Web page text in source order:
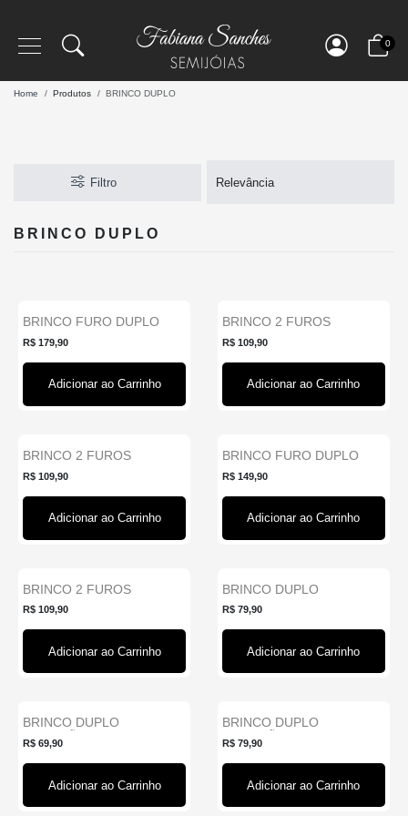
0
Home Produtos BRINCO DUPLO
Filtro
BRINCO DUPLO
BRINCO FURO DUPLO
COM CORAÇÕES
CRISTAL- BA...
R$ 179,90
Adicionar ao Carrinho
BRINCO 2 FUROS
CORRENTE RIVIERA
CRISTAL CO...
R$ 109,90
Adicionar ao Carrinho
BRINCO 2 FUROS
CORRENTE PÉROLAS
PONTO DE L...
R$ 109,90
Adicionar ao Carrinho
BRINCO FURO DUPLO
COM CORAÇÕES CRISTAL
- B...
R$ 149,90
Adicionar ao Carrinho
BRINCO 2 FUROS
CORRENTE DUPLA GOTA
CRISTAL...
R$ 109,90
Adicionar ao Carrinho
Novo
BRINCO DUPLO
CORAÇÃO ZIRCÔNIA
PESSEGO + PO...
R$ 79,90
Adicionar ao Carrinho
BRINCO DUPLO
CORAÇÃO LISO + PONTO
DE LUZ P...
R$ 69,90
Adicionar ao Carrinho
BRINCO DUPLO
CORAÇÃO COM CAPA
ZIRCÔNIA CRI...
R$ 79,90
Adicionar ao Carrinho